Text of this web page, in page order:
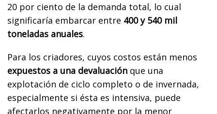
20 por ciento de la demanda total, lo cual
significaría embarcar entre 400 y 540 mil
toneladas anuales.
Para los criadores, cuyos costos están menos
expuestos a una devaluación que una
explotación de ciclo completo o de invernada,
especialmente si ésta es intensiva, puede
afectarlos negativamente por la menor